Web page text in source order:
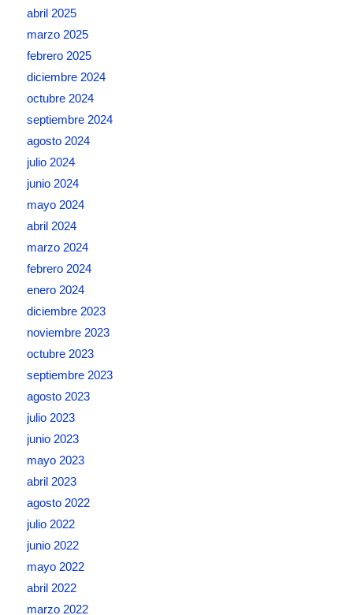
abril 2025
marzo 2025
febrero 2025
diciembre 2024
octubre 2024
septiembre 2024
agosto 2024
julio 2024
junio 2024
mayo 2024
abril 2024
marzo 2024
febrero 2024
enero 2024
diciembre 2023
noviembre 2023
octubre 2023
septiembre 2023
agosto 2023
julio 2023
junio 2023
mayo 2023
abril 2023
agosto 2022
julio 2022
junio 2022
mayo 2022
abril 2022
marzo 2022